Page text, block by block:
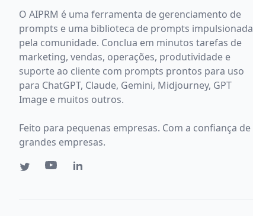
O AIPRM é uma ferramenta de gerenciamento de
prompts e uma biblioteca de prompts impulsionada
pela comunidade. Conclua em minutos tarefas de
marketing, vendas, operações, produtividade e
suporte ao cliente com prompts prontos para uso
para ChatGPT, Claude, Gemini, Midjourney, GPT
Image e muitos outros.
Feito para pequenas empresas. Com a confiança de
grandes empresas.